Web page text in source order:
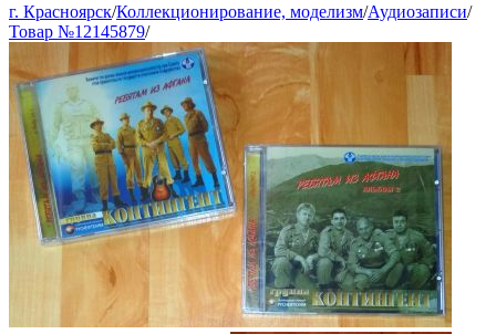
г. Красноярск/Коллекционирование, моделизм/Аудиозаписи/
Товар №12145879/